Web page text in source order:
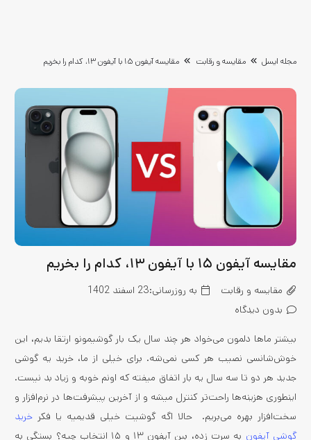
مجله ایسل مقایسه و رقابت مقایسه آیفون ۱۵ با آیفون ۱۳، کدام را بخریم
مقایسه آیفون ۱۵ با آیفون ۱۳، کدام را بخریم
مقایسه و رقابت به روزرسانی:23 اسفند 1402
بدون دیدگاه
بیشتر ماها دلمون می‌خواد هر چند سال یک بار گوشیمونو ارتقا بدیم، این
خوش‌شانسی نصیب هر کسی نمی‌شه. برای خیلی از ما، خرید یه گوشی
جدید هر دو تا سه سال یه بار اتفاق میفته که اونم خوبه و زیاد بد نیست.
اینطوری هزینه‌ها راحت‌تر کنترل میشه و از آخرین پیشرفت‌ها در نرم‌افزار و
سخت‌افزار بهره می‌بریم. حالا اگه گوشیت خیلی قدیمیه یا فکر خرید
گوشی آیفون
به سرت زده، بین آیفون ۱۳ و ۱۵ انتخاب چیه؟ بستگی به